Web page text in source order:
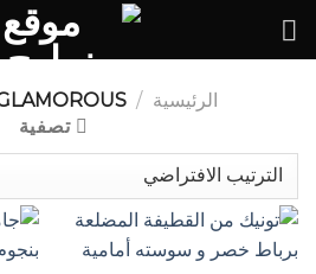
الرئيسية /
BRANDS
تصفية